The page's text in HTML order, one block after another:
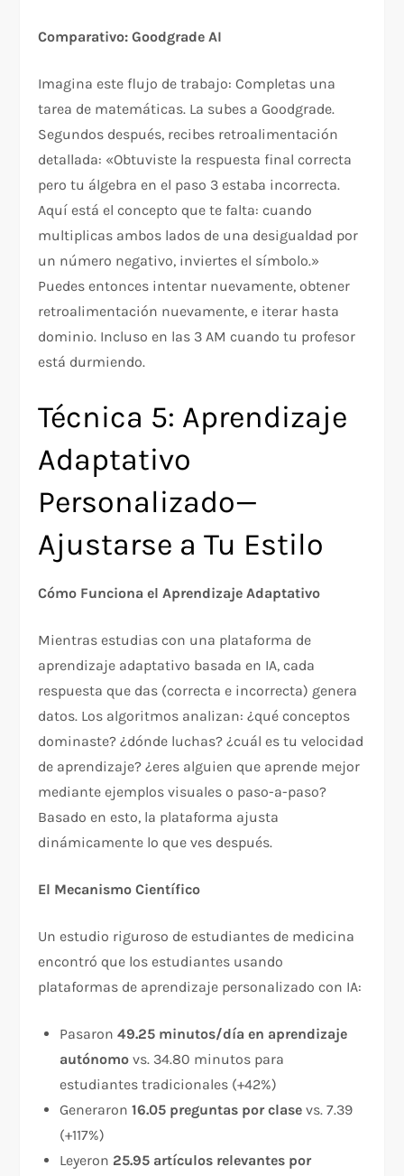
Comparativo: Goodgrade AI
Imagina este flujo de trabajo: Completas una
tarea de matemáticas. La subes a Goodgrade.
Segundos después, recibes retroalimentación
detallada: «Obtuviste la respuesta final correcta
pero tu álgebra en el paso 3 estaba incorrecta.
Aquí está el concepto que te falta: cuando
multiplicas ambos lados de una desigualdad por
un número negativo, inviertes el símbolo.»
Puedes entonces intentar nuevamente, obtener
retroalimentación nuevamente, e iterar hasta
dominio. Incluso en las 3 AM cuando tu profesor
está durmiendo.​
Técnica 5: Aprendizaje
Adaptativo
Personalizado—
Ajustarse a Tu Estilo
Cómo Funciona el Aprendizaje Adaptativo
Mientras estudias con una plataforma de
aprendizaje adaptativo basada en IA, cada
respuesta que das (correcta e incorrecta) genera
datos. Los algoritmos analizan: ¿qué conceptos
dominaste? ¿dónde luchas? ¿cuál es tu velocidad
de aprendizaje? ¿eres alguien que aprende mejor
mediante ejemplos visuales o paso-a-paso?
Basado en esto, la plataforma ajusta
dinámicamente lo que ves después.​
El Mecanismo Científico
Un estudio riguroso de estudiantes de medicina
encontró que los estudiantes usando
plataformas de aprendizaje personalizado con IA:
Pasaron49.25 minutos/día en aprendizaje
autónomo vs. 34.80 minutos para
estudiantes tradicionales (+42%)
Generaron16.05 preguntas por clase vs. 7.39
(+117%)
Leyeron 25.95 artículos relevantes por